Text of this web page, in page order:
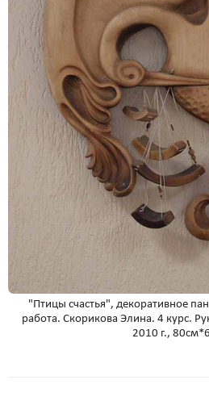
"Птицы счастья", декоративное
работа. Скорикова Элина. 4 курс.
2010 г.,